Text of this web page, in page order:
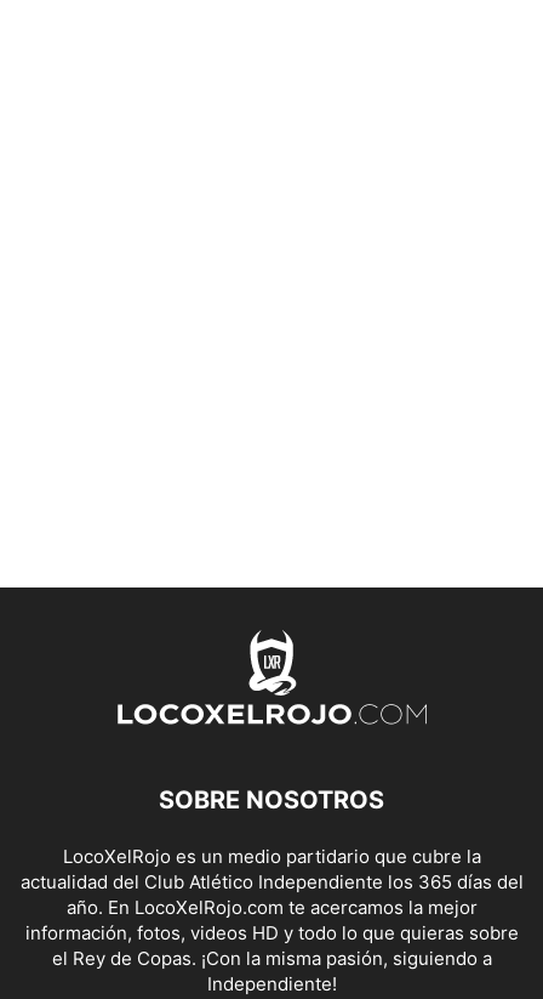
SOBRE NOSOTROS
LocoXelRojo es un medio partidario que cubre la
actualidad del Club Atlético Independiente los 365 días del
año. En LocoXelRojo.com te acercamos la mejor
información, fotos, videos HD y todo lo que quieras sobre
el Rey de Copas. ¡Con la misma pasión, siguiendo a
Independiente!